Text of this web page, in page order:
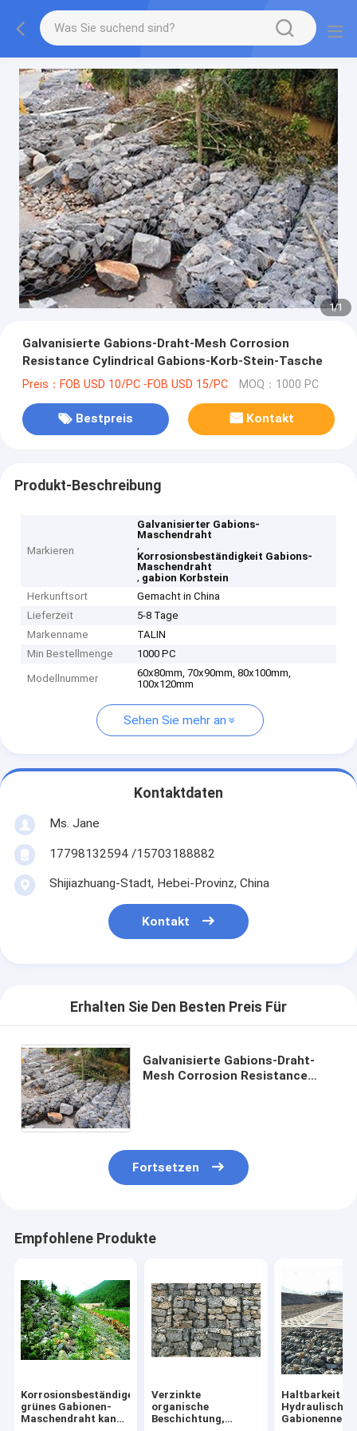
1/1
Galvanisierte Gabions-Draht-Mesh Corrosion
Resistance Cylindrical Gabions-Korb-Stein-Tasche
Preis：FOB USD 10/PC -FOB USD 15/PC MOQ：1000 PC
Bestpreis Kontakt
Produkt-Beschreibung
Markieren
Galvanisierter Gabions-
Maschendraht
,
Korrosionsbeständigkeit Gabions-
Maschendraht
, gabion Korbstein
Herkunftsort
Gemacht in China
Lieferzeit
5-8 Tage
Markenname
TALIN
Min Bestellmenge
1000 PC
Modellnummer
60x80mm, 70x90mm, 80x100mm,
100x120mm
Sehen Sie mehr an
Kontaktdaten
Ms. Jane
17798132594 /15703188882
Shijiazhuang-Stadt, Hebei-Provinz, China
Kontakt
Erhalten Sie Den Besten Preis Für
Galvanisierte Gabions-Draht-
Mesh Corrosion Resistance
Fortsetzen
Empfohlene Produkte
Korrosionsbeständiges
grünes Gabionen-
Maschendraht kann
Verzinkte
organische
Beschichtung,
Haltbarkeit
Hydraulisches
Gabionennetz